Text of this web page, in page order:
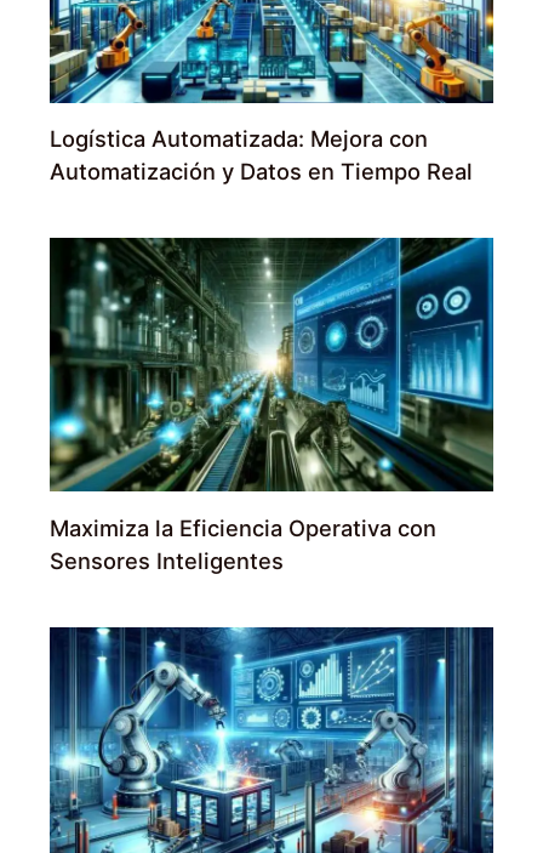
Logística Automatizada: Mejora con
Automatización y Datos en Tiempo Real
Maximiza la Eficiencia Operativa con
Sensores Inteligentes